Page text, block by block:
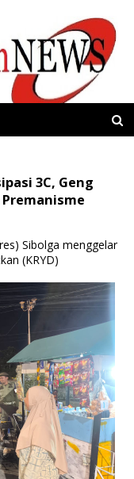
3C, Geng
Sibolga menggelar
(KRYD)